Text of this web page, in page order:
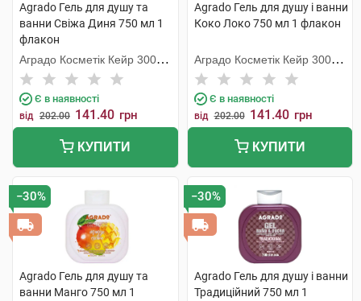
Agrado Гель для душу та
ванни Свіжа Диня 750 мл 1
флакон
Аградо Косметік Кейр 3000
С.Л.У.
Є в наявності
від 202.00 141.40 грн
КУПИТИ
Agrado Гель для душу і ванни
Коко Локо 750 мл 1 флакон
Аградо Косметік Кейр 3000
С.Л.У.
Є в наявності
від 202.00 141.40 грн
КУПИТИ
−30%
Agrado Гель для душу та
ванни Манго 750 мл 1
−30%
Agrado Гель для душу і ванни
Традиційний 750 мл 1